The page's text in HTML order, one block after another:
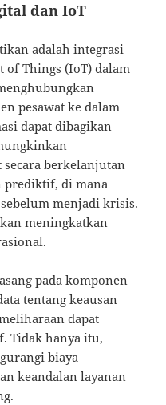
dan IoT
adalah integrasi
Things (IoT) dalam
pesawat ke dalam
dapat dibagikan
berkelanjutan
prediktif, di mana
menjadi krisis.
meningkatkan
pada komponen
tentang keausan
dapat
Tidak hanya itu,
biaya
keandalan layanan